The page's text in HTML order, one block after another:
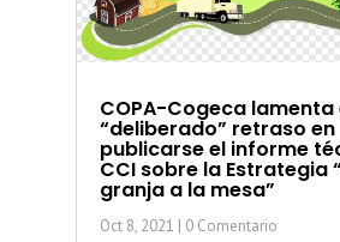
COPA-Cogeca lamenta
“deliberado” retraso en
publicarse el informe
CCI sobre la Estrategia
granja a la mesa”
Oct 8, 2021 | 0 Comentario